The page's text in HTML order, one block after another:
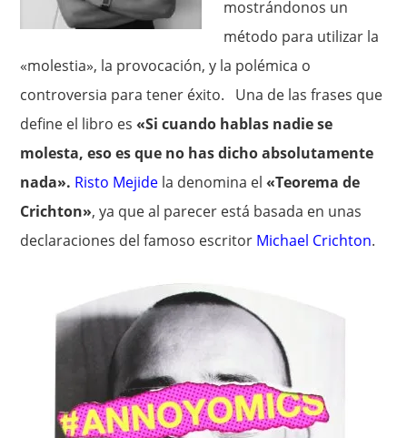
mostrándonos un
método para utilizar la
«molestia», la provocación, y la polémica o
controversia para tener éxito. Una de las frases que
define el libro es«Si cuando hablas nadie se
molesta, eso es que no has dicho absolutamente
nada». Risto Mejide la denomina el«Teorema de
Crichton», ya que al parecer está basada en unas
declaraciones del famoso escritor Michael Crichton.